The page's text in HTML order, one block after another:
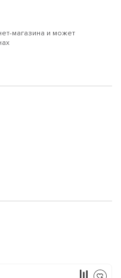
магазина и может